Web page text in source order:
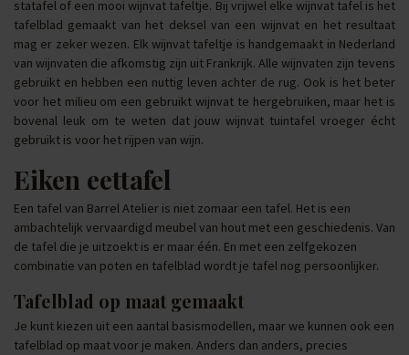
statafel of een mooi wijnvat tafeltje. Bij vrijwel elke wijnvat tafel is het
tafelblad gemaakt van het deksel van een wijnvat en het resultaat
mag er zeker wezen. Elk wijnvat tafeltje is handgemaakt in Nederland
van wijnvaten die afkomstig zijn uit Frankrijk. Alle wijnvaten zijn tevens
gebruikt en hebben een nuttig leven achter de rug. Ook is het beter
voor het milieu om een gebruikt wijnvat te hergebruiken, maar het is
bovenal leuk om te weten dat jouw wijnvat tuintafel vroeger écht
gebruikt is voor het rijpen van wijn.
Eiken eettafel
Een tafel van Barrel Atelier is niet zomaar een tafel. Het is een
ambachtelijk vervaardigd meubel van hout met een geschiedenis. Van
de tafel die je uitzoekt is er maar één. En met een zelfgekozen
combinatie van poten en tafelblad wordt je tafel nog persoonlijker.
Tafelblad op maat gemaakt
Je kunt kiezen uit een aantal basismodellen, maar we kunnen ook een
tafelblad op maat voor je maken. Anders dan anders, precies